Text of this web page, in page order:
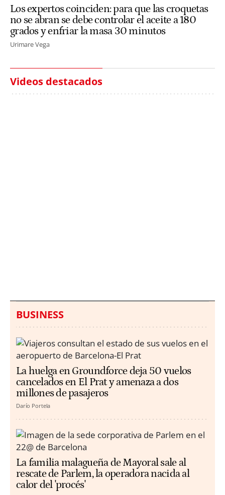
Los expertos coinciden: para que las croquetas
no se abran se debe controlar el aceite a 180
grados y enfriar la masa 30 minutos
Urimare Vega
Videos destacados
BUSINESS
La huelga en Groundforce deja 50 vuelos
cancelados en El Prat y amenaza a dos
millones de pasajeros
Darío Portela
La familia malagueña de Mayoral sale al
rescate de Parlem, la operadora nacida al
calor del 'procés'